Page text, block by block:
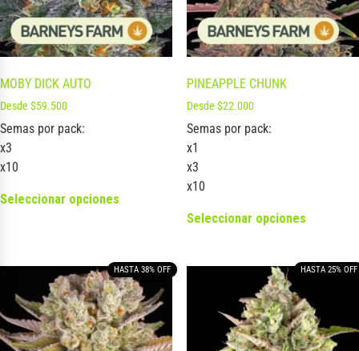
MOBY DICK AUTO
Desde $59.500
Semas por pack:
x3
x10
Seleccionar opciones
PINEAPPLE CHUNK
Desde $22.000
Semas por pack:
x1
x3
x10
Seleccionar opciones
HASTA 38% OFF HASTA 25% OFF